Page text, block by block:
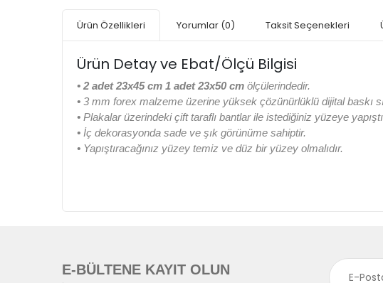
Ürün Özellikleri Yorumlar (0) Taksit Seçenekleri
Ürün Detay ve Ebat/Ölçü Bilgisi
• 2 adet 23x45 cm 1 adet 23x50 cm ölçülerindedir.
• 3 mm forex malzeme üzerine yüksek çözünürlüklü dijital baskı
• Plakalar üzerindeki çift taraflı bantlar ile istediğiniz yüzeye
• İç dekorasyonda sade ve şık görünüme sahiptir.
• Yapıştıracağınız yüzey temiz ve düz bir yüzey olmalıdır.
E-BÜLTENE KAYIT OLUN